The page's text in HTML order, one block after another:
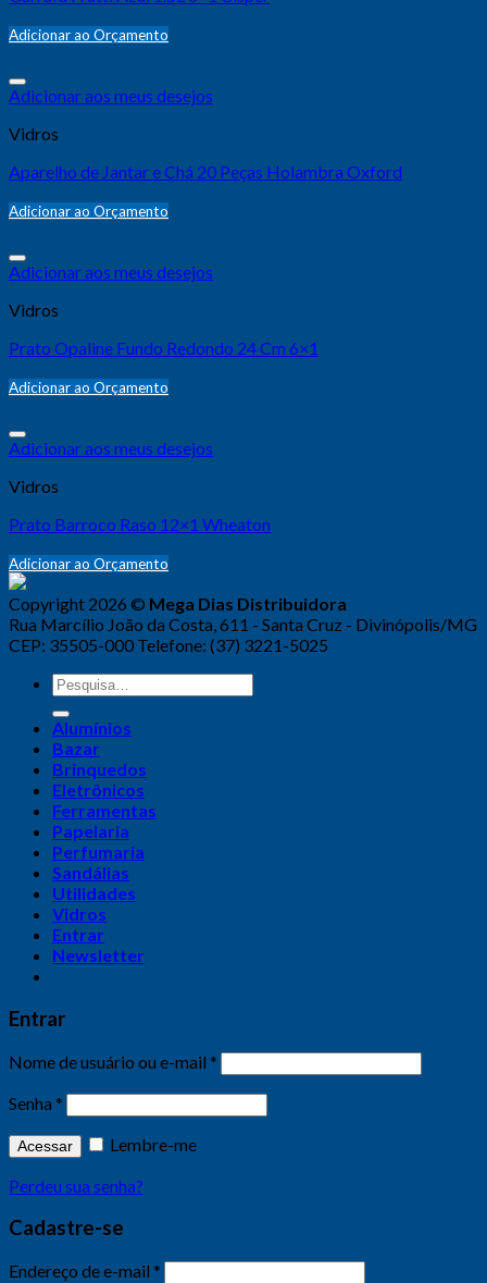
Adicionar ao Orçamento
Adicionar aos meus desejos
Vidros
Aparelho de Jantar e Chá 20 Peças Holambra Oxford
Adicionar ao Orçamento
Adicionar aos meus desejos
Vidros
Prato Opaline Fundo Redondo 24 Cm 6×1
Adicionar ao Orçamento
Adicionar aos meus desejos
Vidros
Prato Barroco Raso 12×1 Wheaton
Adicionar ao Orçamento
Copyright 2026 © Mega Dias Distribuidora
Rua Marcílio João da Costa, 611 - Santa Cruz - Divinópolis/MG
CEP: 35505-000 Telefone: (37) 3221-5025
Alumínios
Bazar
Brinquedos
Eletrônicos
Ferramentas
Papelaria
Perfumaria
Sandálias
Utilidades
Vidros
Entrar
Newsletter
Entrar
Nome de usuário ou e-mail *
Senha *
Acessar
Lembre-me
Perdeu sua senha?
Cadastre-se
Endereço de e-mail *